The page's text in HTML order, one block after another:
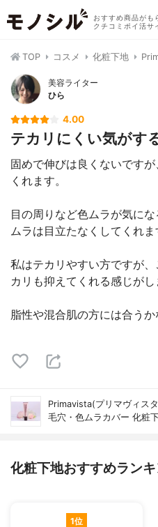
おすすめ商品がも
クチコミポイ活サ
TOP コスメ 化粧下地
美容ライター
ひら
4.00
テカリにくい気がす
固めで伸びは良くないです
くれます。
目の周りなど色ムラが気に
ムラは目立たなくしてくれま
私はテカリやすい方ですが
カリも抑えてくれる感じがし
脂性や混合肌の方には合うか
Primavista(プリマヴィス
毛穴・色ムラカバー 化粧
化粧下地おすすめラン
1位